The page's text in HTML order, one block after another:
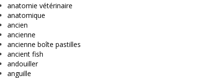
anatomie vétérinaire
anatomique
ancien
ancienne
ancienne boîte pastilles
ancient fish
andouiller
anguille